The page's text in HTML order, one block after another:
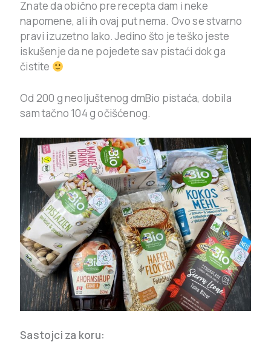
Znate da obično pre recepta dam i neke
napomene, ali ih ovaj put nema. Ovo se stvarno
pravi izuzetno lako. Jedino što je teško jeste
iskušenje da ne pojedete sav pistaći dok ga
čistite
Od 200 g neoljuštenog dmBio pistaća, dobila
sam tačno 104 g očišćenog.
Sastojci za koru: